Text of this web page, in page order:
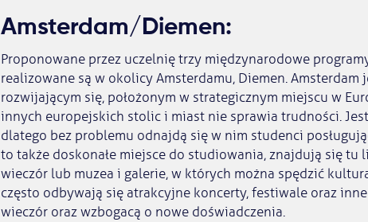
Amsterdam/Diemen:
Proponowane przez uczelnię trzy międzynarodowe
realizowane są w okolicy Amsterdamu, Diemen.
rozwijającym się, położonym w strategicznym miejscu w
innych europejskich stolic i miast nie sprawia trudności.
dlatego bez problemu odnajdą się w nim studenci
to także doskonałe miejsce do studiowania, znajdują się tu
wieczór lub muzea i galerie, w których można spędzić
często odbywają się atrakcyjne koncerty, festiwale oraz
wieczór oraz wzbogacą o nowe doświadczenia.